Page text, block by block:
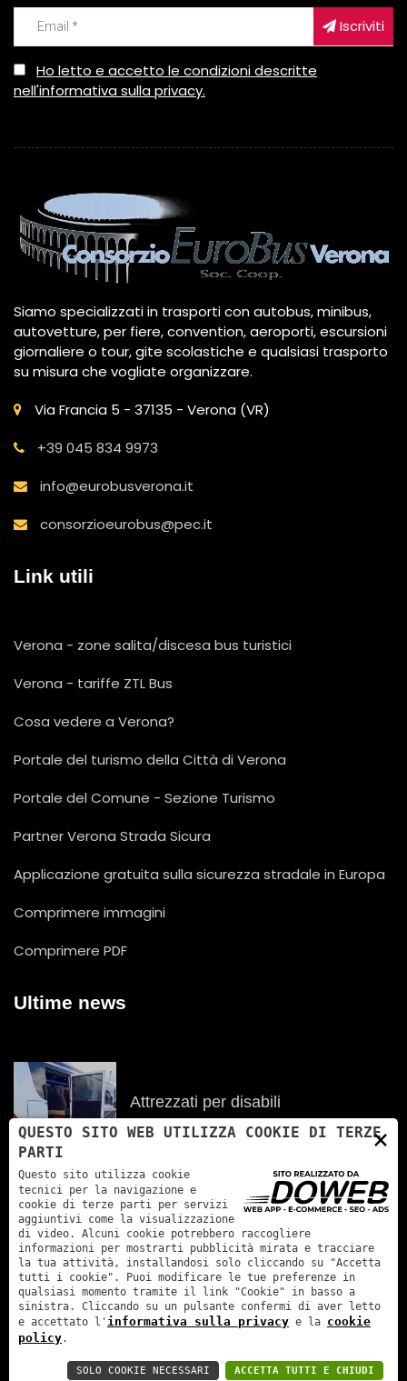
Iscriviti
Ho letto e accetto le condizioni descritte
nell'informativa sulla privacy.
Siamo specializzati in trasporti con autobus, minibus,
autovetture, per fiere, convention, aeroporti, escursioni
giornaliere o tour, gite scolastiche e qualsiasi trasporto
su misura che vogliate organizzare.
Via Francia 5 - 37135 - Verona (VR)
+39 045 834 9973
info@eurobusverona.it
consorzioeurobus@pec.it
Link utili
Verona - zone salita/discesa bus turistici
Verona - tariffe ZTL Bus
Cosa vedere a Verona?
Portale del turismo della Città di Verona
Portale del Comune - Sezione Turismo
Partner Verona Strada Sicura
Applicazione gratuita sulla sicurezza stradale in Europa
Comprimere immagini
Comprimere PDF
Ultime news
Attrezzati per disabili
12/11/2021
Servizi di noleggio con conducente
auto e van
10/10/2020
@2021 Consorzio Eurobus Verona Soc. Coop. | P.Iva:
03222400230 | Capitale sociale: 92000 € | Rea: VR318681
×
QUESTO SITO WEB UTILIZZA COOKIE DI TERZE
PARTI
Questo sito utilizza cookie
tecnici per la navigazione e
cookie di terze parti per servizi
aggiuntivi come la visualizzazione
di video. Alcuni cookie potrebbero raccogliere
informazioni per mostrarti pubblicità mirata e tracciare
la tua attività, installandosi solo cliccando su "Accetta
tutti i cookie". Puoi modificare le tue preferenze in
qualsiasi momento tramite il link "Cookie" in basso a
sinistra. Cliccando su un pulsante confermi di aver letto
e accettato l' informativa sulla privacy e la cookie
policy.
ACCETTA TUTTI E CHIUDI
SOLO COOKIE NECESSARI